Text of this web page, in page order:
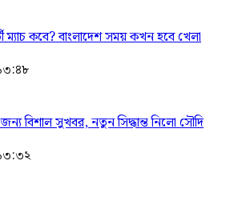
ম্যাচ কবে? বাংলাদেশ সময় কখন হবে খেলা
জন্য বিশাল সুখবর, নতুন সিদ্ধান্ত নিলো সৌদি